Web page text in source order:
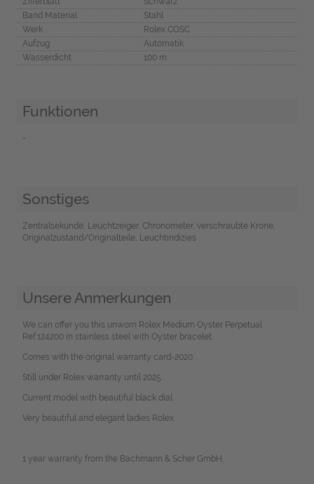
Band Material
Stahl
Werk
Rolex COSC
Aufzug
Automatik
Wasserdicht
100 m
Funktionen
-
Sonstiges
Zentralsekunde, Leuchtzeiger, Chronometer, verschraubte Krone,
Originalzustand/Originalteile, Leuchtindizies
Unsere Anmerkungen
We can offer you this unworn Rolex Medium Oyster Perpetual
Ref.124200 in stainless steel with Oyster bracelet.
Comes with the original warranty card-2020.
Still under Rolex warranty until 2025.
Current model with beautiful black dial.
Very beautiful and elegant ladies Rolex.
1 year warranty from the Bachmann & Scher GmbH.